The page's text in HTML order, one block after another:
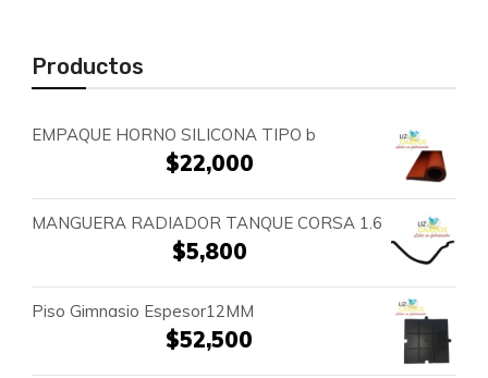
Productos
EMPAQUE HORNO SILICONA TIPO b
$22,000
MANGUERA RADIADOR TANQUE CORSA 1.6
$5,800
Piso Gimnasio Espesor12MM
$52,500